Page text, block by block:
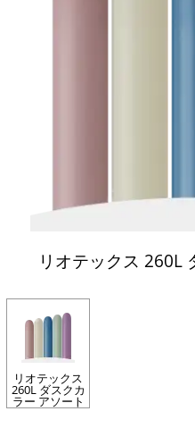
リオテックス 260L
リオテックス
260L ダスクカ
ラー アソート